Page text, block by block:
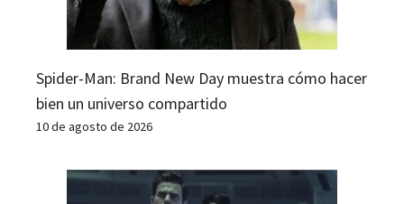
Spider-Man: Brand New Day muestra cómo hacer
bien un universo compartido
10 de agosto de 2026